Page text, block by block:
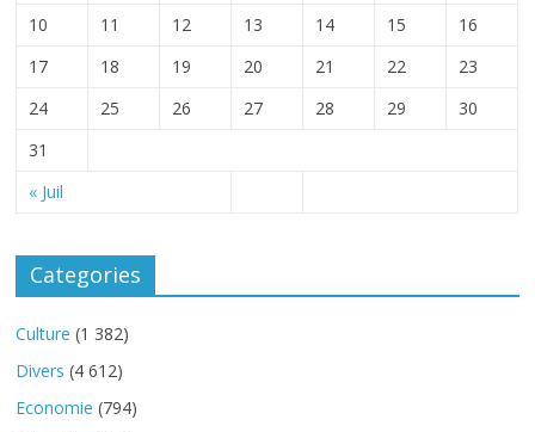
« Juil
10
11 12 13 14 15
16
17
18 19 20 21 22
23
24
25 26 27 28 29
30
31
Categories
Culture (1 382)
Divers (4 612)
Economie (794)